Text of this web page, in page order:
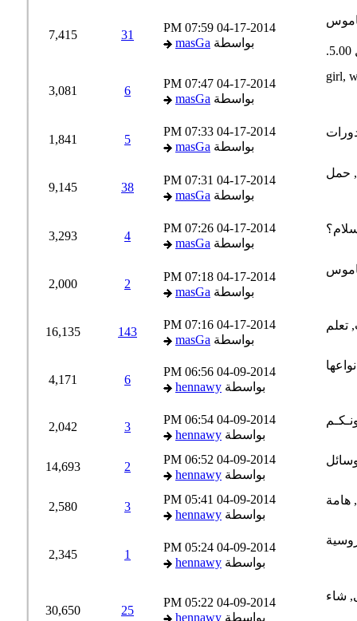
04-17-2014
07:59 PM
بواسطةmasGa
31
7,415
04-17-2014
07:47 PM
بواسطةmasGa
3,081
04-17-2014
07:33 PM
بواسطةmasGa
1,841
04-17-2014
07:31 PM
بواسطةmasGa
38
9,145
04-17-2014
07:26 PM
بواسطةmasGa
3,293
04-17-2014
07:18 PM
بواسطةmasGa
2,000
04-17-2014
07:16 PM
بواسطةmasGa
143
16,135
04-09-2014
06:56 PM
بواسطةhennawy
4,171
04-09-2014
06:54 PM
بواسطةhennawy
2,042
04-09-2014
06:52 PM
بواسطةhennawy
14,693
04-09-2014
05:41 PM
بواسطةhennawy
2,580
04-09-2014
05:24 PM
بواسطةhennawy
2,345
04-09-2014
05:22 PM
بواسطةhennawy
25
30,650